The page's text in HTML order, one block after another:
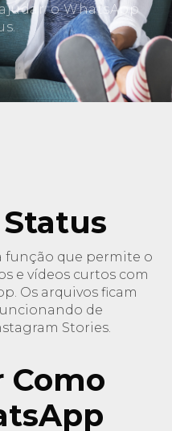
o WhatsApp
função que permite o
e vídeos curtos com
Os arquivos ficam
de
Stories.
Como